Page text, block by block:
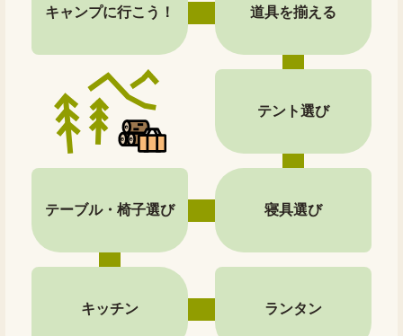
キャンプに行こう！ 道具を揃える
テント選び
テーブル・椅子選び 寝具選び
キッチン ランタン